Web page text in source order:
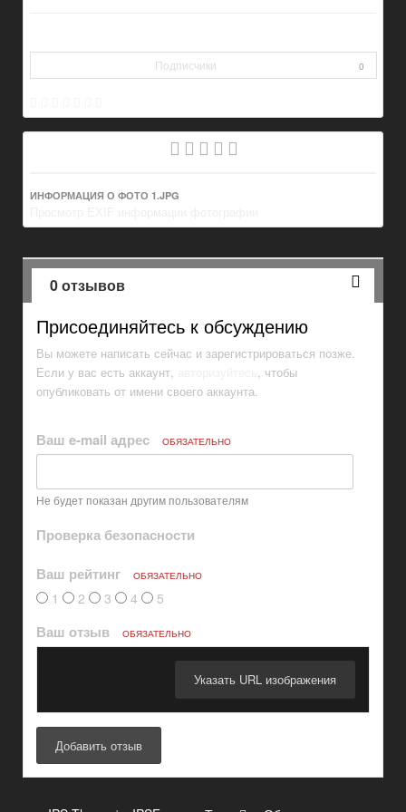
Подписчики 0
ИНФОРМАЦИЯ О ФОТО 1.JPG
0 отзывов
Присоединяйтесь к обсуждению
Вы можете написать сейчас и зарегистрироваться позже.
Если у вас есть аккаунт,
, чтобы
опубликовать от имени своего аккаунта.
Ваш e-mail адрес ОБЯЗАТЕЛЬНО
Не будет показан другим пользователям
Проверка безопасности
Ваш рейтинг
ОБЯЗАТЕЛЬНО
1 2 3 4 5
Ваш отзыв ОБЯЗАТЕЛЬНО
Указать URL изображения
Добавить отзыв